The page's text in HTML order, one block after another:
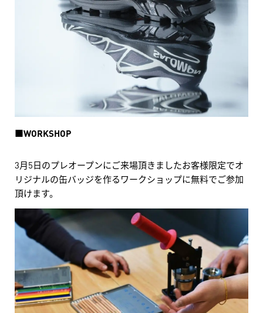
■WORKSHOP
3月5日のプレオープンにご来場頂きましたお客様限定でオ
リジナルの缶バッジを作るワークショップに無料でご参加
頂けます。